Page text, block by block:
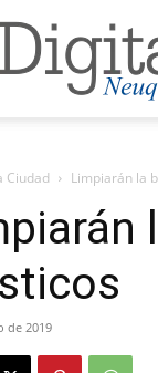
Ciudad Limpiarán la
de 2019